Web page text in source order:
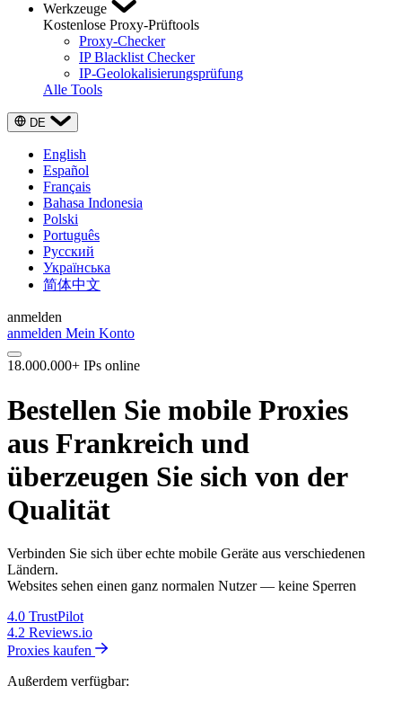
Werkzeuge
Kostenlose Proxy-Prüftools
Proxy-Checker
IP Blacklist Checker
IP-Geolokalisierungsprüfung
Alle Tools
DE
English
Español
Français
Bahasa Indonesia
Polski
Português
Русский
Українська
简体中文
anmelden
anmelden Mein Konto
18.000.000+ IPs online
Bestellen Sie mobile Proxies
aus Frankreich und
überzeugen Sie sich von der
Qualität
Verbinden Sie sich über echte mobile Geräte aus verschiedenen
Ländern.
Websites sehen einen ganz normalen Nutzer — keine Sperren
4.0 TrustPilot
4.2 Reviews.io
Proxies kaufen
Außerdem verfügbar: